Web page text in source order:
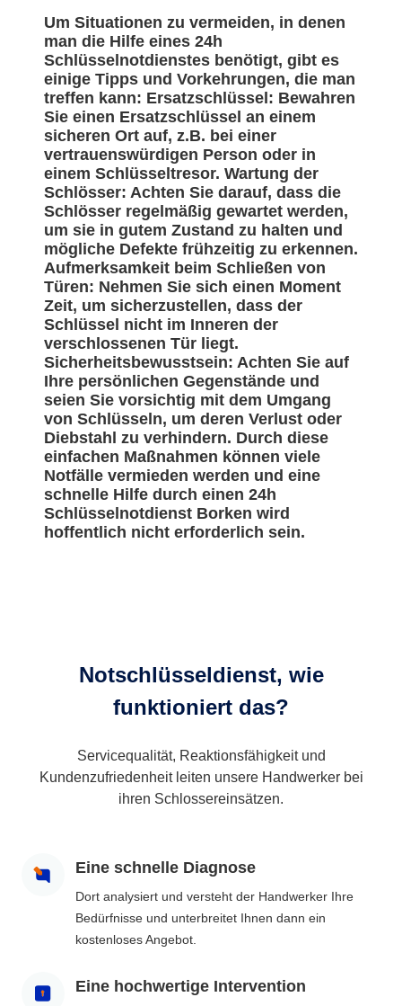
Um Situationen zu vermeiden, in denen
man die Hilfe eines 24h
Schlüsselnotdienstes benötigt, gibt es
einige Tipps und Vorkehrungen, die man
treffen kann: Ersatzschlüssel: Bewahren
Sie einen Ersatzschlüssel an einem
sicheren Ort auf, z.B. bei einer
vertrauenswürdigen Person oder in
einem Schlüsseltresor. Wartung der
Schlösser: Achten Sie darauf, dass die
Schlösser regelmäßig gewartet werden,
um sie in gutem Zustand zu halten und
mögliche Defekte frühzeitig zu erkennen.
Aufmerksamkeit beim Schließen von
Türen: Nehmen Sie sich einen Moment
Zeit, um sicherzustellen, dass der
Schlüssel nicht im Inneren der
verschlossenen Tür liegt.
Sicherheitsbewusstsein: Achten Sie auf
Ihre persönlichen Gegenstände und
seien Sie vorsichtig mit dem Umgang
von Schlüsseln, um deren Verlust oder
Diebstahl zu verhindern. Durch diese
einfachen Maßnahmen können viele
Notfälle vermieden werden und eine
schnelle Hilfe durch einen 24h
Schlüsselnotdienst Borken wird
hoffentlich nicht erforderlich sein.
Notschlüsseldienst, wie
funktioniert das?
Servicequalität, Reaktionsfähigkeit und
Kundenzufriedenheit leiten unsere Handwerker bei
ihren Schlossereinsätzen.
Eine schnelle Diagnose
Dort analysiert und versteht der Handwerker Ihre
Bedürfnisse und unterbreitet Ihnen dann ein
kostenloses Angebot.
Eine hochwertige Intervention